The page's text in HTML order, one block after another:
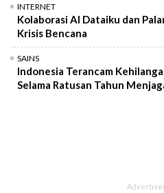
INTERNET
Kolaborasi AI Dataiku dan
Krisis Bencana
SAINS
Indonesia Terancam
Selama Ratusan Tahun